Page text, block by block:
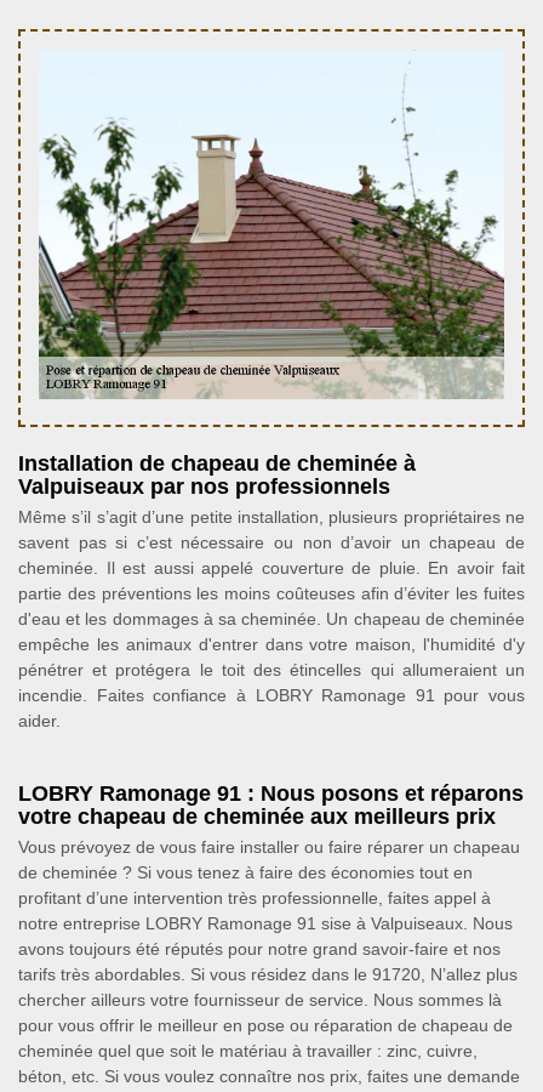
Installation de chapeau de cheminée à
Valpuiseaux par nos professionnels
Même s’il s’agit d’une petite installation, plusieurs propriétaires ne
savent pas si c’est nécessaire ou non d’avoir un chapeau de
cheminée. Il est aussi appelé couverture de pluie. En avoir fait
partie des préventions les moins coûteuses afin d’éviter les fuites
d'eau et les dommages à sa cheminée. Un chapeau de cheminée
empêche les animaux d'entrer dans votre maison, l'humidité d'y
pénétrer et protégera le toit des étincelles qui allumeraient un
incendie. Faites confiance à LOBRY Ramonage 91 pour vous
aider.
LOBRY Ramonage 91 : Nous posons et réparons
votre chapeau de cheminée aux meilleurs prix
Vous prévoyez de vous faire installer ou faire réparer un chapeau
de cheminée ? Si vous tenez à faire des économies tout en
profitant d’une intervention très professionnelle, faites appel à
notre entreprise LOBRY Ramonage 91 sise à Valpuiseaux. Nous
avons toujours été réputés pour notre grand savoir-faire et nos
tarifs très abordables. Si vous résidez dans le 91720, N’allez plus
chercher ailleurs votre fournisseur de service. Nous sommes là
pour vous offrir le meilleur en pose ou réparation de chapeau de
cheminée quel que soit le matériau à travailler : zinc, cuivre,
béton, etc. Si vous voulez connaître nos prix, faites une demande